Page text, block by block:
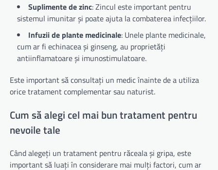
Suplimente de zinc: Zincul este important pentru
sistemul imunitar și poate ajuta la combaterea infecțiilor.
Infuzii de plante medicinale: Unele plante medicinale,
cum ar fi echinacea și ginseng, au proprietăți
antiinflamatoare și imunostimulatoare.
Este important să consultați un medic înainte de a utiliza
orice tratament complementar sau naturist.
Cum să alegi cel mai bun tratament pentru
nevoile tale
Când alegeți un tratament pentru răceala și gripa, este
important să luați în considerare mai mulți factori, cum ar